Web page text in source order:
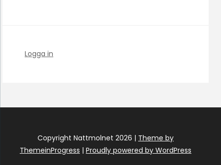
Logga in
Copyright Nattmolnet 2026 | Theme by
ThemeinProgress | Proudly powered by WordPress